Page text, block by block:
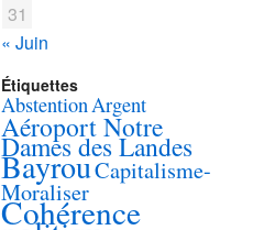
« Juin
31
Étiquettes
AbstentionArgent
Aéroport Notre
Dames des Landes
BayrouCapitalisme-
Moraliser
Cohérence